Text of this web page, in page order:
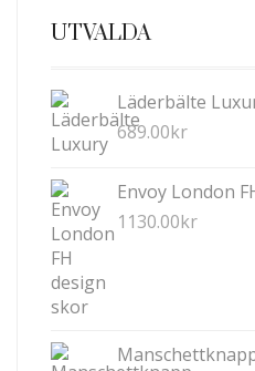
UTVALDA
Läderbälte
689.00kr
Envoy London
1130.00kr